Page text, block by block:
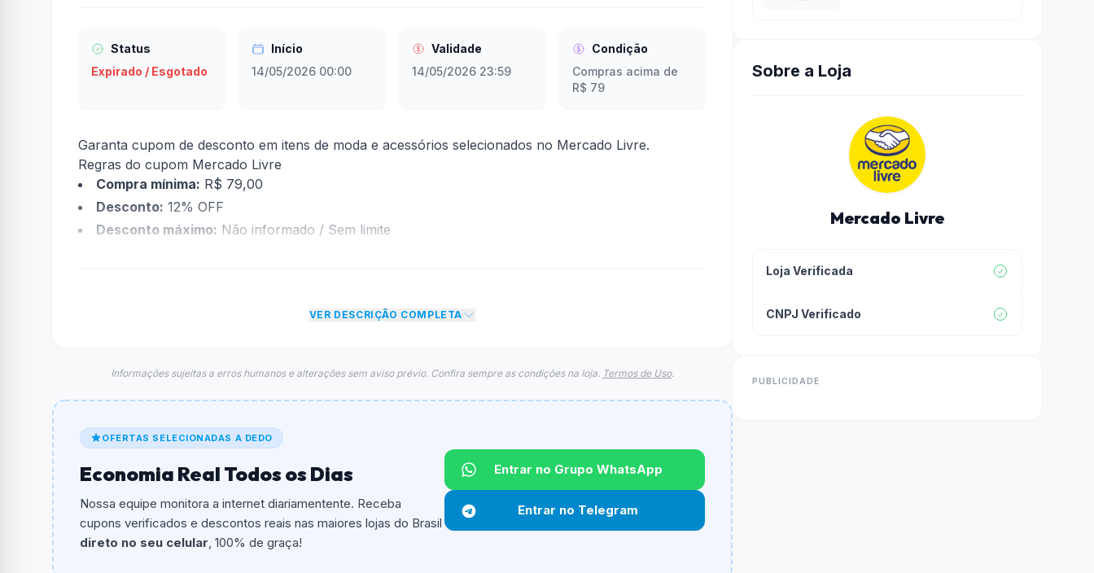
Status
Expirado / Esgotado
Início
14/05/2026 00:00
Validade
14/05/2026 23:59
Condição
Compras acima de
R$ 79
Garanta cupom de desconto em itens de moda e acessórios selecionados no Mercado Livre.
Regras do cupom Mercado Livre
Compra mínima: R$ 79,00
Desconto: 12% OFF
Desconto máximo: Não informado / Sem limite
econtradas informações sobre restrição de teto máximo para esse cupom.
O código é
DESCONTOSML
De quanto é o desconto?
O valor minimo de compra é R$ 79,00.
Qual é o desconto máximo?
Não informado ou sem limite.
VER DESCRIÇÃO COMPLETA
Informações sujeitas a erros humanos e alterações sem aviso prévio. Confira sempre as condições na loja. Termos de Uso.
OFERTAS SELECIONADAS A DEDO
Economia Real Todos os Dias
Nossa equipe monitora a internet diariamentente. Receba
cupons verificados e descontos reais nas maiores lojas do Brasil
direto no seu celular, 100% de graça!
Entrar no Grupo WhatsApp
Entrar no Telegram
Sobre a Loja
Mercado Livre
Loja Verificada
CNPJ Verificado
PUBLICIDADE